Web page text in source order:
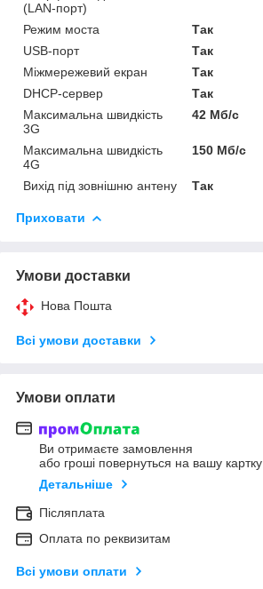
(LAN-порт)
Режим моста
Так
USB-порт
Так
Міжмережевий екран
Так
DHCP-сервер
Так
Максимальна швидкість
3G
42 Мб/с
Максимальна швидкість
4G
150 Мб/с
Вихід під зовнішню антену Так
Приховати
Умови доставки
Нова Пошта
Всі умови доставки
Умови оплати
Ви отримаєте замовлення
або гроші повернуться на вашу картку
Детальніше
Післяплата
Оплата по реквизитам
Всі умови оплати